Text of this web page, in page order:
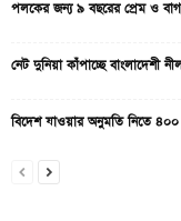
পলকের জন্য ৯ বছরের প্রেম ও
নেট দুনিয়া কাঁপাচ্ছে বাংলাদেশী
বিদেশ যাওয়ার অনুমতি নিতে ৪০০